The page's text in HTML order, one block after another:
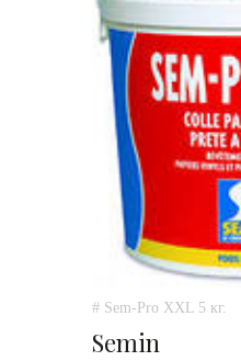
# Sem-Pro XXL 5 кг.
Semin